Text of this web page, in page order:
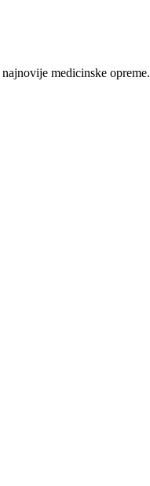
medicinske opreme.